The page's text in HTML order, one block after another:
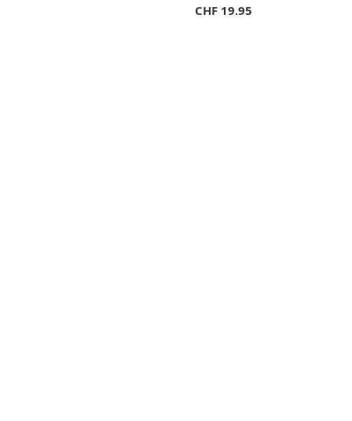
CHF 19.95